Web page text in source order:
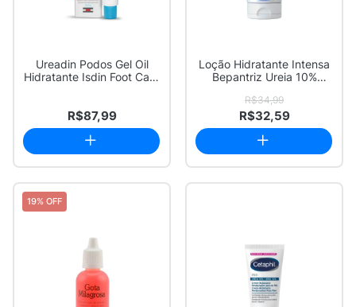
Ureadin Podos Gel Oil
Hidratante Isdin Foot Care
R$87,99
Loção Hidratante Intensa
Bepantriz Ureia 10%
R$34,99
R$32,59
19% OFF